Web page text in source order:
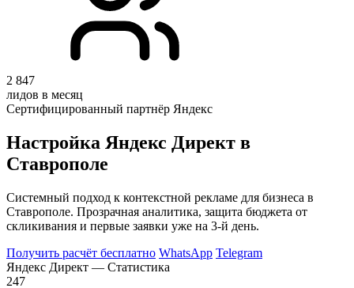
2 847
лидов в месяц
Сертифицированный партнёр Яндекс
Настройка Яндекс Директ в
Ставрополе
Системный подход к контекстной рекламе для бизнеса в
Ставрополе. Прозрачная аналитика, защита бюджета от
скликивания и первые заявки уже на 3-й день.
Получить расчёт бесплатно WhatsApp Telegram
Яндекс Директ — Статистика
247